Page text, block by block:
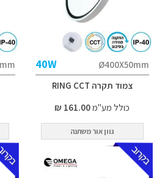
Ø400X50mm
40W
צמוד תקרה RING CCT
כולל מע"מ161.00 ₪
גוון אור משתנה